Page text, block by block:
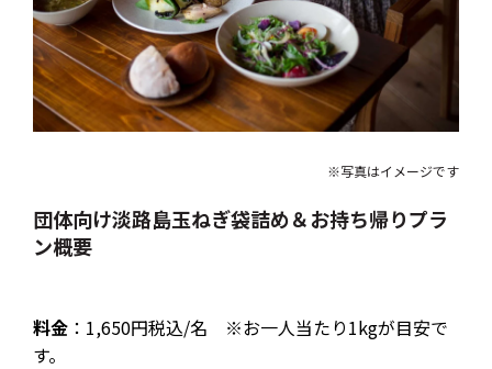
※写真はイメージです
団体向け淡路島玉ねぎ袋詰め＆お持ち帰りプラ
ン概要
料金 ：1,650円税込/名 ※お一人当たり1kgが目安で
す。